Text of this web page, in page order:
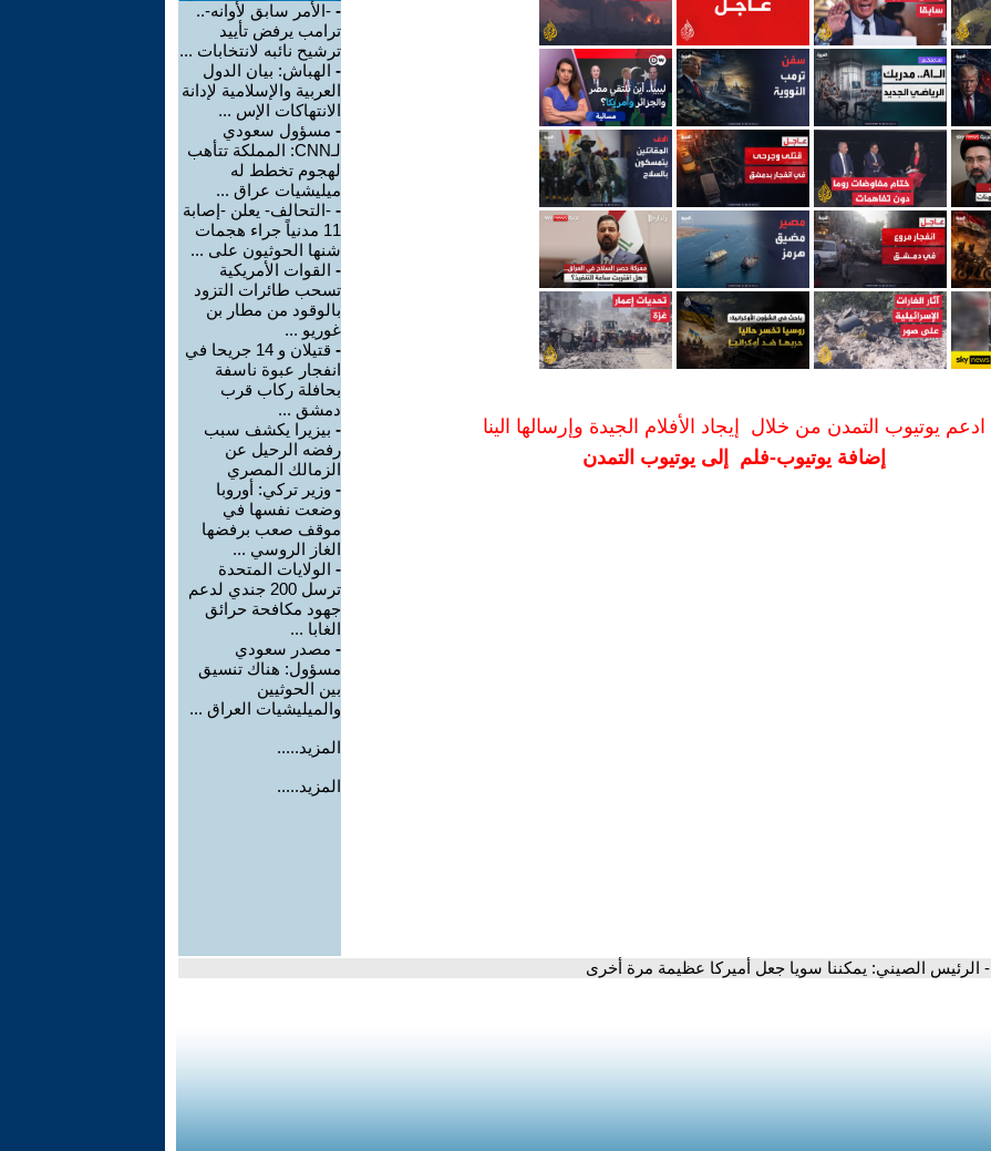
ادعم يوتيوب التمدن من خلال إيجاد الأفلام الجيدة وإرسالها الينا
إضافة يوتيوب-فلم إلى يوتيوب التمدن
- -الأمر سابق لأوانه-..
ترامب يرفض تأييد
ترشيح نائبه لانتخابات ...
- الهباش: بيان الدول
العربية والإسلامية لإدانة
الانتهاكات الإس ...
- مسؤول سعودي
لـCNN: المملكة تتأهب
لهجوم تخطط له
ميليشيات عراق ...
- -التحالف- يعلن -إصابة
11 مدنياً جراء هجمات
شنها الحوثيون على ...
- القوات الأمريكية
تسحب طائرات التزود
بالوقود من مطار بن
غوريو ...
-
قتيلان و 14 جريحا في
انفجار عبوة ناسفة
بحافلة ركاب قرب
دمشق ...
- بيزيرا يكشف سبب
رفضه الرحيل عن
الزمالك المصري
- وزير تركي: أوروبا
وضعت نفسها في
موقف صعب برفضها
الغاز الروسي ...
- الولايات المتحدة
ترسل 200 جندي لدعم
جهود مكافحة حرائق
الغابا ...
- مصدر سعودي
مسؤول: هناك تنسيق
بين الحوثيين
والميليشيات العراق ...
المزيد.....
المزيد.....
- الرئيس الصيني: يمكننا سويا جعل أميركا عظيمة مرة أخرى